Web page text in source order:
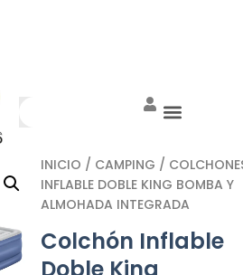
INICIO / CAMPING /
INFLABLE DOBLE KING BOMBA Y
ALMOHADA INTEGRADA
Colchón Inflable